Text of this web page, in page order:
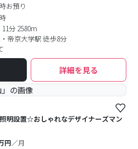
お預り
分 2580m
帝京大学駅 徒歩8分
詳細を見る
明設置☆おしゃれなデザイナーズマン
円／月